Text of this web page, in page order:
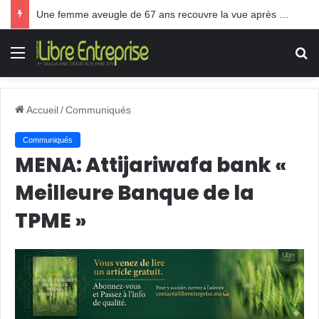
Menu
Accueil/Communiqués
Communiqués
MENA: Attijariwafa bank «
Meilleure Banque de la
TPME »